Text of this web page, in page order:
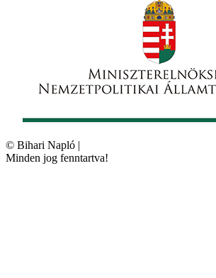
© Bihari Napló |
Minden jog fenntartva!